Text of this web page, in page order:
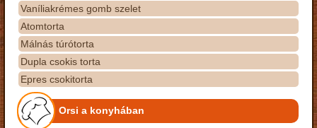
Vaníliakrémes gomb szelet
Atomtorta
Málnás túrótorta
Dupla csokis torta
Epres csokitorta
Orsi a konyhában